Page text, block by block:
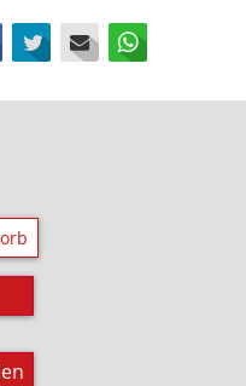
Facebook
Twitter Mail